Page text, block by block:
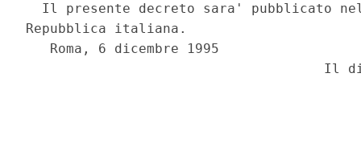
Il presente decreto sara' pubblicato
Repubblica italiana.
   Roma, 6 dicembre 1995